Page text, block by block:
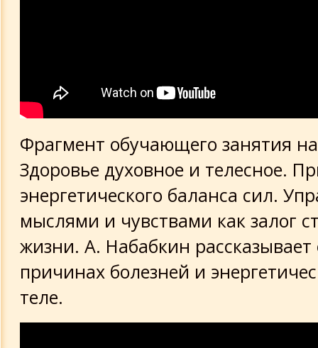
Фрагмент обучающего занятия
Здоровье духовное и телесное.
энергетического баланса сил.
мыслями и чувствами как залог
жизни. А. Набабкин
причинах болезней и
теле.